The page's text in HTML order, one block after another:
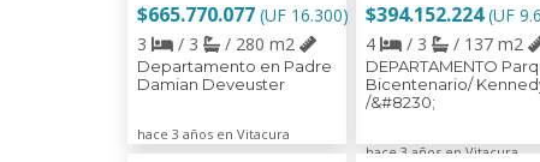
$665.770.077 (UF 16.300)
3
/ 3 / 280 m2
Departamento en Padre
Damian Deveuster
hace 3 años en Vitacura
$394.152.224(UF
4
/ 3 / 137 m2
DEPARTAMENTO
Bicentenario/
/&#8230;
hace 3 años en Vitacura